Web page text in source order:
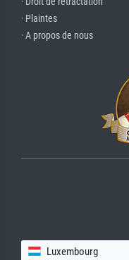
· Plaintes
· A propos de nous
Luxembourg